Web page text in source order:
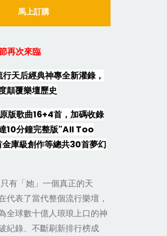
馬上訂購
再次來臨
天后經典神專全新灌錄，
顛覆樂壇歷史
版歌曲16+4首，加碼收錄
10分鐘完整版"All Too
金庫級創作等總共30首夢幻
有「她」一個真正的天
代表了當代整個流行樂壇，
全球數十億人琅琅上口的神
紀錄、不斷刷新排行榜成